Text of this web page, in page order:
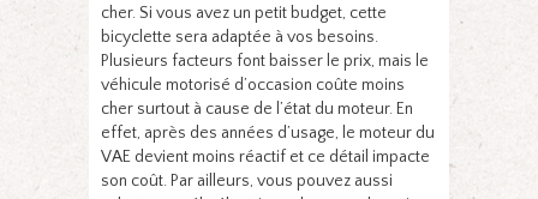
cher. Si vous avez un petit budget, cette
bicyclette sera adaptée à vos besoins.
Plusieurs facteurs font baisser le prix, mais le
véhicule motorisé d’occasion coûte moins
cher surtout à cause de l’état du moteur. En
effet, après des années d’usage, le moteur du
VAE devient moins réactif et ce détail impacte
son coût. Par ailleurs, vous pouvez aussi